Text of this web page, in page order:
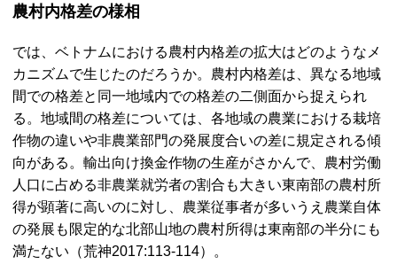
農村内格差の様相
では、ベトナムにおける農村内格差の拡大はどのようなメ
カニズムで生じたのだろうか。農村内格差は、異なる地域
間での格差と同一地域内での格差の二側面から捉えられ
る。地域間の格差については、各地域の農業における栽培
作物の違いや非農業部門の発展度合いの差に規定される傾
向がある。輸出向け換金作物の生産がさかんで、農村労働
人口に占める非農業就労者の割合も大きい東南部の農村所
得が顕著に高いのに対し、農業従事者が多いうえ農業自体
の発展も限定的な北部山地の農村所得は東南部の半分にも
満たない（荒神2017:113-114）。